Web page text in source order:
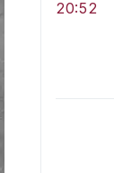
20:52